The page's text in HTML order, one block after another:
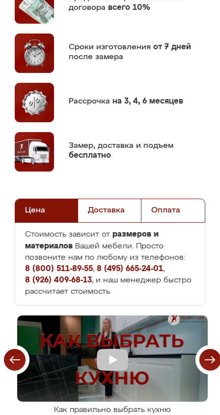
договора всего 10%
Сроки изготовления от 7 дней
после замера
Рассрочка на 3, 4, 6 месяцев
Замер, доставка и подъем
бесплатно
Цена Доставка Оплата
Стоимость зависит от размеров и
материалов Вашей мебели. Просто
позвоните нам по любому из телефонов:
8 (800) 511-89-55, 8 (495) 665-24-01,
8 (926) 409-68-13, и наш менеджер быстро
рассчитает стоимость.
Как правильно выбрать кухню